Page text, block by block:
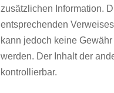
zusätzlichen Information.
entsprechenden
kann jedoch keine
werden. Der Inhalt der
kontrollierbar.